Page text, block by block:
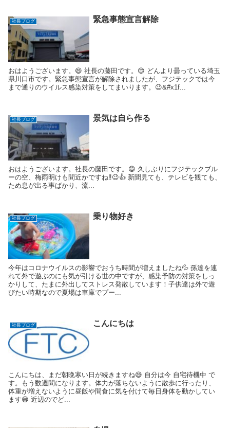
社長ブログ 緊急事態宣言解除
おはようございます。😄 社長の藤田です。😌 どんより曇っている埼玉
県川口市です。緊急事態宣言が解除されましたが、フジテックでは今
まで通りのウイルス感染対策をしてまいります。😉&#x1f...
社長ブログ 景気は自ら作る
おはようございます。社長の藤田です。😄 久しぶりにフジテックブル
ーの空、梅雨明けも間近かですね‼️😉👍 新聞見ても、テレビを観ても、
ため息が出る事ばかり、流...
社長ブログ 乗り物好き
今年はコロナウイルスの影響でおうち時間が増えましたね💦 孫達を連
れて外で遊ぶのにも気が引ける世の中ですが、感染予防の対策をしっ
かりして、たまに外出してストレス発散しています！子供達は外で遊
びたい時期なので夏場は車庫でプー...
社長ブログ こんにちは
こんにちは、まだ朝晩寒い日が続きますね😅 自分は今 自宅待機中 で
す。もう数週間になります。体力が落ちないように散歩に行ったり、
体重が増えないように昼飯や間食に気を付けて毎日身体を動かしてい
ます😁 近辺のでど...